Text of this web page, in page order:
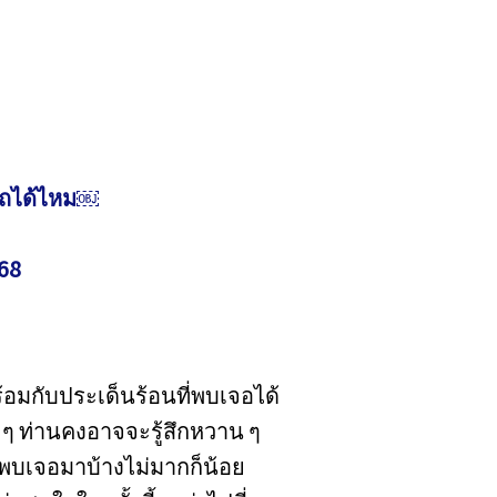
ถได้ไหม￼
มกับประเด็นร้อนที่พบเจอได้
ท่านคงอาจจะรู้สึกหวาน ๆ
เจอมาบ้างไม่มากก็น้อย